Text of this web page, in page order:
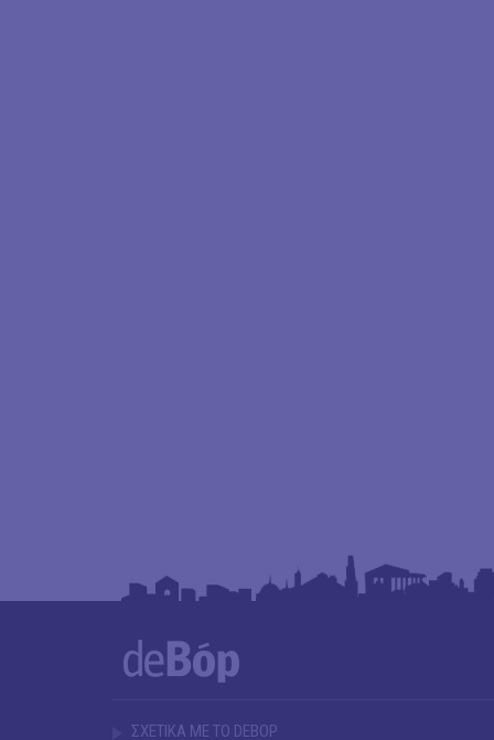
ΣΧΕΤΙΚΑ ΜΕ ΤΟ DEBOP